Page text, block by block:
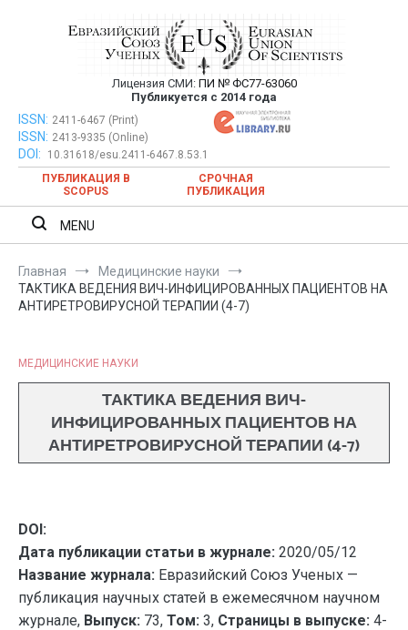
Евразийский Союз Ученых —
публикация научных статей в
ежемесячном научном журнале
Лицензия СМИ: ПИ № ФС77-63060
Публикуется с 2014 года
Евразийский Союз Ученых — публикация научных статей в
ежемесячном научном журнале
ISSN: 2411-6467 (Print)
ISSN: 2413-9335 (Online)
DOI:
10.31618/esu.2411-6467.8.53.1
ПУБЛИКАЦИЯ В
SCOPUS
СРОЧНАЯ
ПУБЛИКАЦИЯ
MENU
Главная
Медицинские науки
ТАКТИКА ВЕДЕНИЯ ВИЧ-ИНФИЦИРОВАННЫХ ПАЦИЕНТОВ НА
АНТИРЕТРОВИРУСНОЙ ТЕРАПИИ (4-7)
МЕДИЦИНСКИЕ НАУКИ
ТАКТИКА ВЕДЕНИЯ ВИЧ-
ИНФИЦИРОВАННЫХ ПАЦИЕНТОВ НА
АНТИРЕТРОВИРУСНОЙ ТЕРАПИИ (4-7)
DOI:
Дата публикации статьи в журнале: 2020/05/12
Название журнала: Евразийский Союз Ученых —
публикация научных статей в ежемесячном научном
журнале, Выпуск: 73, Том: 3, Страницы в выпуске: 4-